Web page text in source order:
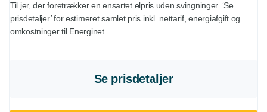
Til jer, der foretrækker en ensartet elpris uden svingninger. ‘Se
prisdetaljer’ for estimeret samlet pris inkl. nettarif, energiafgift og
omkostninger til Energinet.
Se prisdetaljer